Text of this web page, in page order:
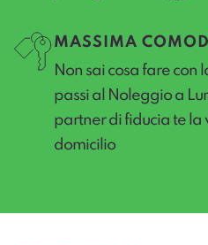
MASSIMA
Non sai cosa fare con
passi al Noleggio a
partner di fiducia te la
domicilio